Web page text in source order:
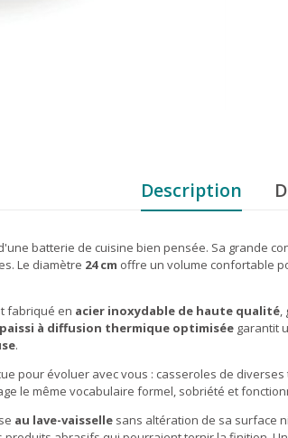
Description
batterie de cuisine bien pensée. Sa grande
Le diamètre 24 cm offre un volume confortable
fabriqué en acier inoxydable de haute qualité,
à diffusion thermique optimisée garantit
.
pour évoluer avec vous : casseroles de
le même vocabulaire formel, sobriété et
au lave-vaisselle sans altération de sa surface